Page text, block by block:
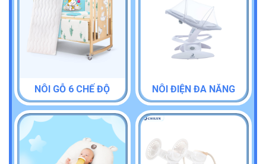
NÔI GỖ 6 CHẾ ĐỘ NÔI ĐIỆN ĐA NĂNG